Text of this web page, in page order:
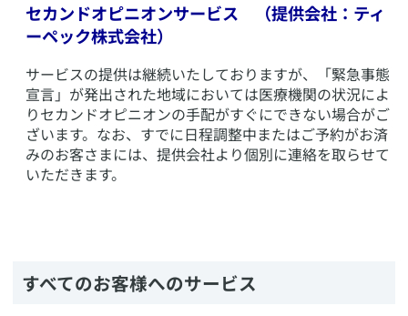
セカンドオピニオンサービス （提供会社：ティ
ーペック株式会社）
​サービスの提供は継続いたしておりますが、「緊急事態
宣言」が発出された地域においては医療機関の状況によ
りセカンドオピニオンの手配がすぐにできない場合がご
ざいます。なお、すでに日程調整中またはご予約がお済
みのお客さまには、提供会社より個別に連絡を取らせて
いただきます。
​すべてのお客様へのサービス